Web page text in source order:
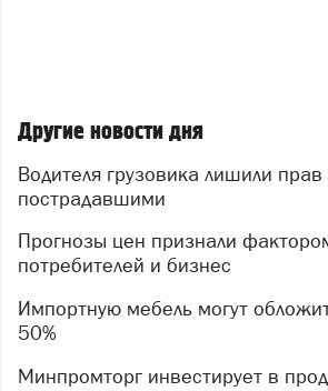
Другие новости дня
Водителя грузовика лишили прав после ДТП с
пострадавшими
Прогнозы цен признали фактором давления на
потребителей и бизнес
Импортную мебель могут обложить пошлинами до
50%
Минпромторг инвестирует в продление